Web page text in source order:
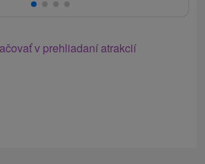
v prehliadaní atrakcií